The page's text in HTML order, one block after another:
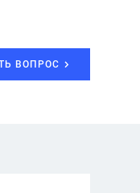
ВОПРОС